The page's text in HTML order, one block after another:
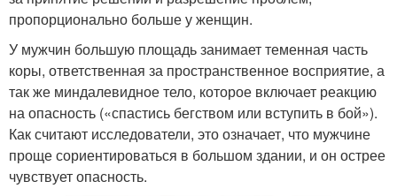
пропорционально больше у женщин.
У мужчин большую площадь занимает теменная часть
коры, ответственная за пространственное восприятие, а
так же миндалевидное тело, которое включает реакцию
на опасность («спастись бегством или вступить в бой»).
Как считают исследователи, это означает, что мужчине
проще сориентироваться в большом здании, и он острее
чувствует опасность.